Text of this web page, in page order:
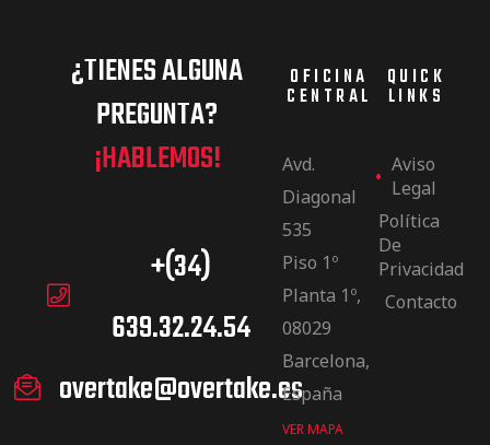
¿TIENES ALGUNA
PREGUNTA?
¡HABLEMOS!
+(34)
639.32.24.54
overtake@overtake.es
OFICINA
CENTRAL
Avd.
Diagonal
535
Piso 1º
Planta 1º,
08029
Barcelona,
España
VER MAPA
QUICK
LINKS
Aviso
Legal
Política
De
Privacidad
Contacto